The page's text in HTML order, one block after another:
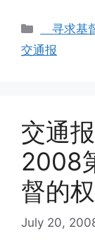
寻求基
交通报
交通
2008
督的
July 20,